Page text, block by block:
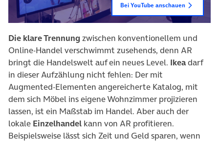
Bei YouTube anschauen
Die klare Trennung zwischen konventionellem und
Online-Handel verschwimmt zusehends, denn AR
bringt die Handelswelt auf ein neues Level. Ikeadarf
in dieser Aufzählung nicht fehlen: Der mit
Augmented-Elementen angereicherte Katalog, mit
dem sich Möbel ins eigene Wohnzimmer projizieren
lassen, ist ein Maßstab im Handel. Aber auch der
lokale Einzelhandel kann von AR profitieren.
Beispielsweise lässt sich Zeit und Geld sparen, wenn